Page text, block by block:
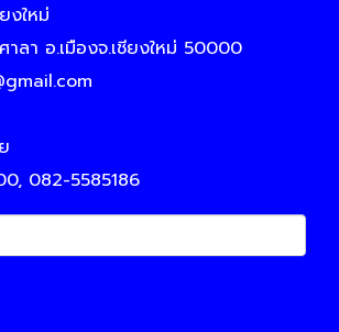
งใหม่
าลา อ.เมืองจ.เชียงใหม่ 50000
082-5585186